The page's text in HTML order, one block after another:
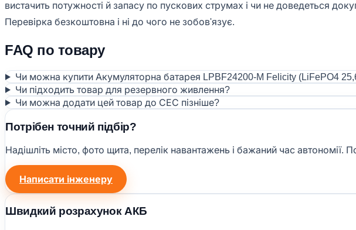
вистачить потужності й запасу по пускових струмах і чи не доведеться
Перевірка безкоштовна і ні до чого не зобов'язує.
FAQ по товару
Чи можна купити Акумуляторна батарея LPBF24200-M Felicity (LiFePO4
Чи підходить товар для резервного живлення?
Чи можна додати цей товар до СЕС пізніше?
Потрібен точний підбір?
Надішліть місто, фото щита, перелік навантажень і бажаний час
Написати інженеру
Швидкий розрахунок АКБ